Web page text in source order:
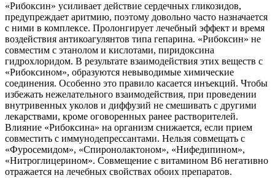
«Рибоксин» усиливает действие сердечных гликозидов,
предупреждает аритмию, поэтому довольно часто назначается
с ними в комплексе. Пролонгирует лечебный эффект и время
воздействия антикоагулянтов типа гепарина. «Рибоксин» не
совместим с этанолом и кислотами, пиридоксина
гидрохлоридом. В результате взаимодействия этих веществ с
«Рибоксином», образуются невыводимые химические
соединения. Особенно это правило касается инъекций. Чтобы
избежать нежелательного взаимодействия, при проведении
внутривенных уколов и диффузий не смешивать с другими
лекарствами, кроме оговоренных ранее растворителей.
Влияние «Рибоксина» на организм снижается, если прием
совместить с иммунодепрессантами. Нельзя совмещать с
«Фуросемидом», «Спиронолактоном», «Нифедипином»,
«Нитроглицерином». Совмещение с витамином В6 негативно
отражается на лечебных свойствах обоих препаратов.